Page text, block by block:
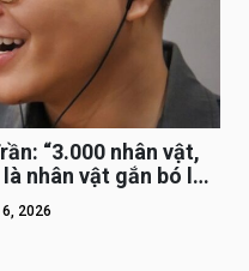
“3.000 nhân vật,
nhân vật gắn bó lâu
2026